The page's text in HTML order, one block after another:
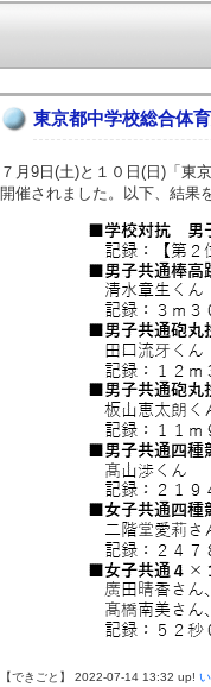
東京都中学校総合体
７月9日(土)と１０日(日)「
開催されました。以下、結果
【できごと】 2022-07-14 13:32 up!